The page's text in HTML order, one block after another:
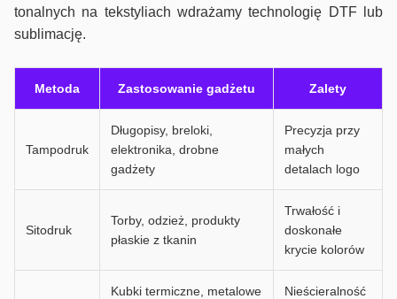
tonalnych na tekstyliach wdrażamy technologię DTF lub
sublimację.
Metoda Zastosowanie gadżetu Zalety
Tampodruk
Długopisy, breloki,
elektronika, drobne
gadżety
Precyzja przy
małych
detalach logo
Sitodruk
Torby, odzież, produkty
płaskie z tkanin
Trwałość i
doskonałe
krycie kolorów
Kubki termiczne, metalowe
Nieścieralność